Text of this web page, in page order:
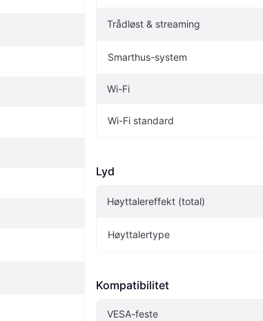
Trådløst & streaming
Smarthus-system
Wi-Fi
Wi-Fi standard
Lyd
Høyttalereffekt (total)
Høyttalertype
Kompatibilitet
VESA-feste